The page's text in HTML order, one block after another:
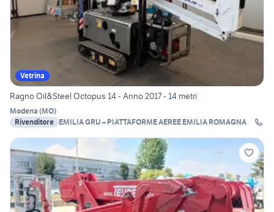
Vetrina
Ragno Oil&Steel Octopus 14 - Anno 2017 - 14 metri
Modena (MO)
Rivenditore EMILIA GRU – PIATTAFORME AEREE EMILIA ROMAGNA